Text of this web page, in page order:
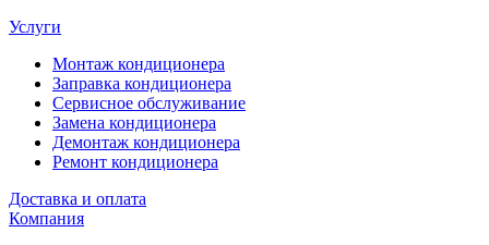
Услуги
Монтаж кондиционера
Заправка кондиционера
Сервисное обслуживание
Замена кондиционера
Демонтаж кондиционера
Ремонт кондиционера
Доставка и оплата
Компания